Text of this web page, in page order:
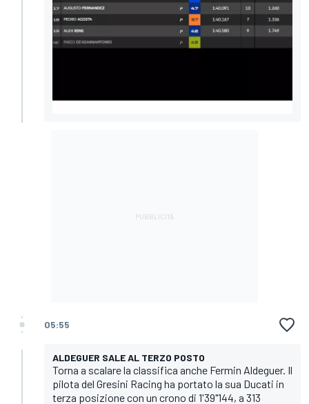
05:55
ALDEGUER SALE AL TERZO POSTO
Torna a scalare la classifica anche Fermin Aldeguer. Il
pilota del Gresini Racing ha portato la sua Ducati in
terza posizione con un crono di 1'39"144, a 313